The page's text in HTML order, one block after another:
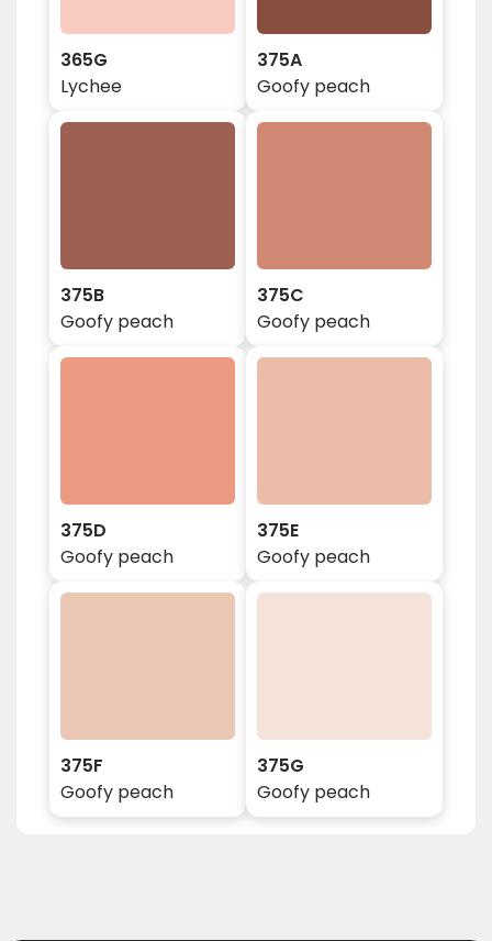
365G
Lychee
375A
Goofy peach
375B
Goofy peach
375C
Goofy peach
375D
Goofy peach
375E
Goofy peach
375F
Goofy peach
375G
Goofy peach